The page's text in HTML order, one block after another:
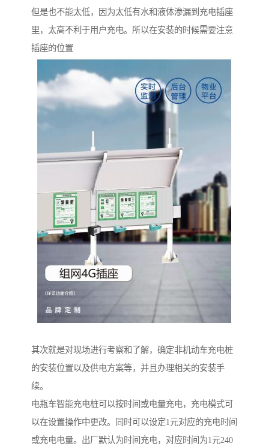
但是也不能太低，因为太低有水和液体渗漏到充电插座
里，太高不利于用户充电。所以在安装的时候需要注意
插座的位置
其次就是对现场进行考察和了解，确定非机动车充电桩
的安装位置以及供电方案等，并且办理相关的安装手
续。
电瓶车智能充电桩可以按时间或电量充电，充电模式可
以在设置操作中更改。同时可以设定1元对应的充电时间
或充电电量。出厂默认为时间充电，对应时间为1元240